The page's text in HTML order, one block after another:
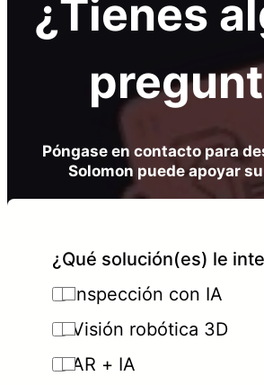
¿Tienes
Póngase en contacto para
Solomon puede apoyar
¿Qué solución(es) le
Inspección con IA
Visión robótica 3D
AR + IA